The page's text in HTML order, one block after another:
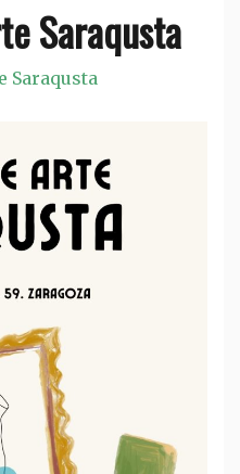
Saraqusta
Saraqusta